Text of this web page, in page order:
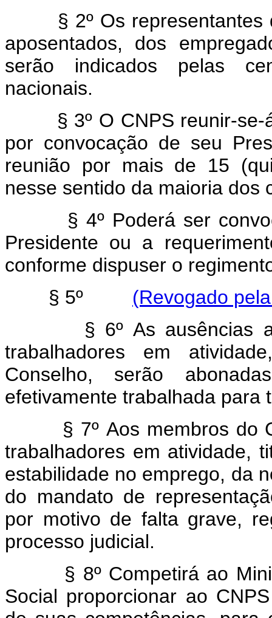
§ 2º Os representantes
aposentados, dos
serão indicados pelas
nacionais.
§ 3º O CNPS reunir-se-á,
por convocação de seu
reunião por mais de 15
nesse sentido da maioria dos
§ 4º Poderá ser
Presidente ou a
conforme dispuser o
§ 5º (Revogado
§ 6º As ausências ao
trabalhadores em
Conselho, serão
efetivamente trabalhada para
§ 7º Aos membros do
trabalhadores em atividade,
estabilidade no emprego, da
do mandato de
por motivo de falta grave,
processo judicial.
§ 8º Competirá ao
Social proporcionar ao